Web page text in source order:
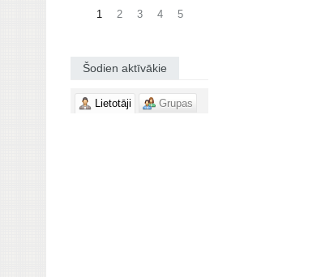
1 2 3 4 5
Šodien aktīvākie
Lietotāji Grupas